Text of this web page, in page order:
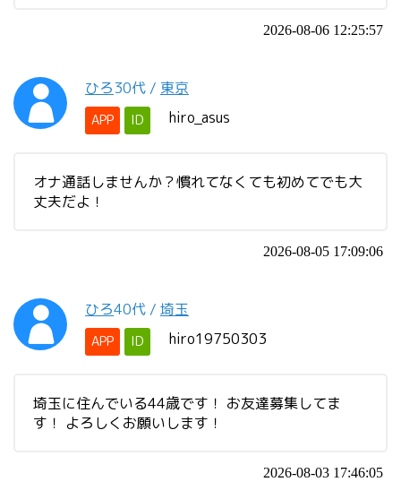
2026-08-06 12:25:57
ひろ30代 / 東京
APP ID hiro_asus
オナ通話しませんか？慣れてなくても初めてでも大
丈夫だよ！
2026-08-05 17:09:06
ひろ40代 / 埼玉
APP ID hiro19750303
埼玉に住んでいる44歳です！ お友達募集してま
す！ よろしくお願いします！
2026-08-03 17:46:05